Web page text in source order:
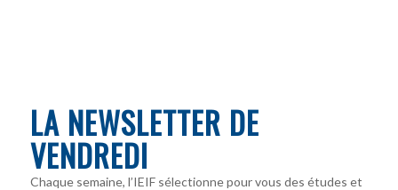
LA NEWSLETTER DE
VENDREDI
Chaque semaine, l’IEIF sélectionne pour vous des études et